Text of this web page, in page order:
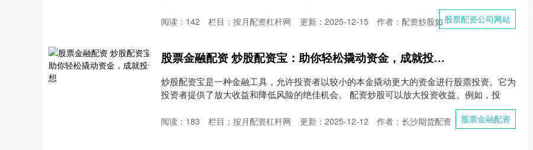
股票配资公司网站
更新：2025-12-15 作者：配资炒股如
阅读： 142 栏目： 按月配资杠杆网
股票金融配资 炒股配资宝：助你轻松撬动资金，成就投资梦想
炒股配资宝是一种金融工具，允许投资者以较小的本金撬动更大的资金进行股票投资。它为
投资者提供了放大收益和降低风险的绝佳机会。 配资炒股可以放大投资收益。例如，投
股票金融配资
更新：2025-12-12 作者：长沙期货配资
阅读： 183 栏目： 按月配资杠杆网